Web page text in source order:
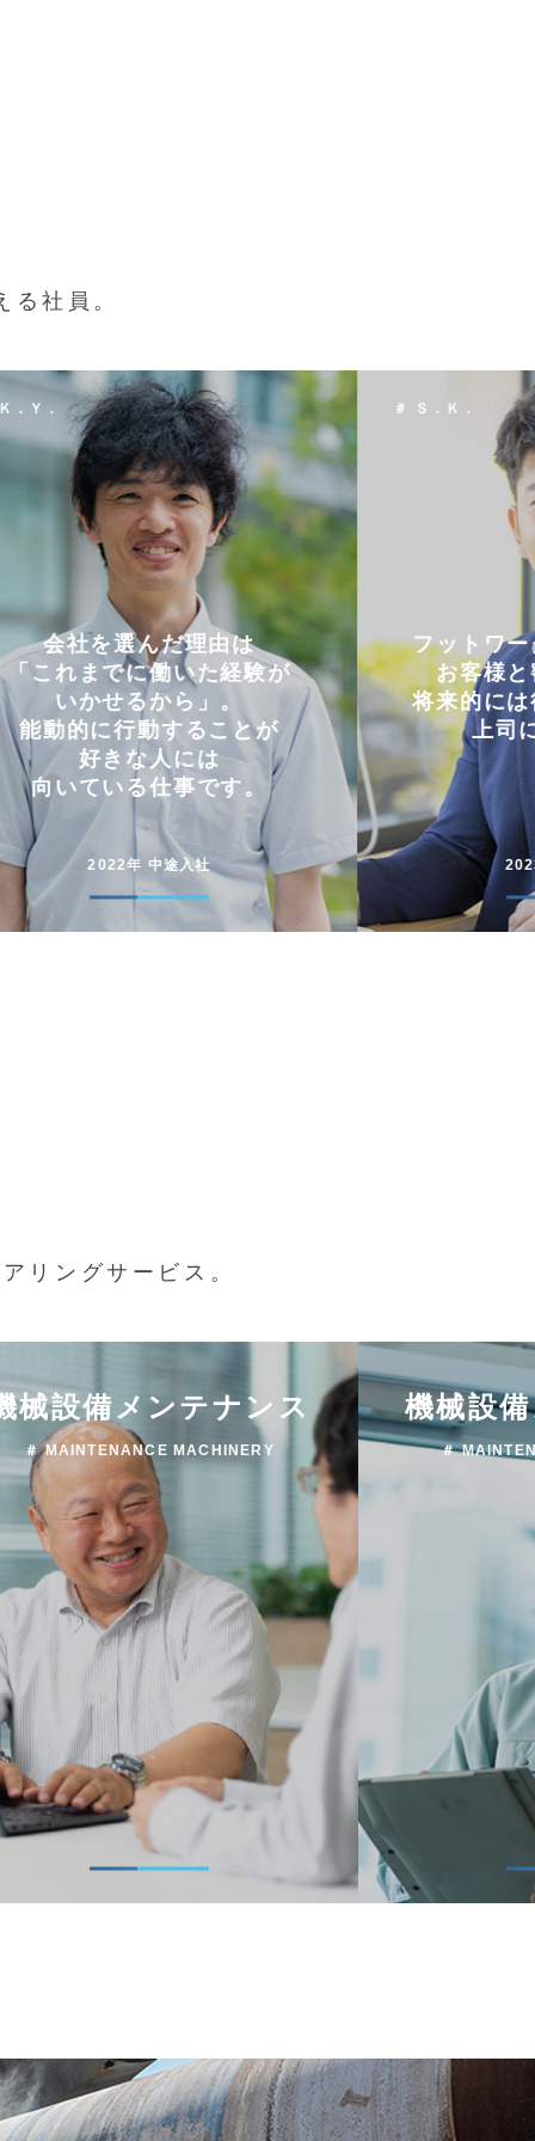
社員。
．Ｋ．
ットワークの軽さを活かし
お客様と密にやり取り。
来的には後輩に信頼される
上司になりたい。
2023年 中途入社
＃ Ｔ．Ｈ．
仕事と
両立
コミュニケ
円滑に仕
リングサービス。
械設備メンテナンス
＃ MAINTENANCE MACHINERY
機械設
＃